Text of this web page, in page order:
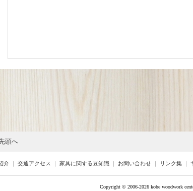
頭へ
介 ｜ 交通アクセス ｜ 家具に関する豆知識 ｜ お問い合わせ ｜ リンク集 ｜
Copyright © 2006-2026 kobe woodwork